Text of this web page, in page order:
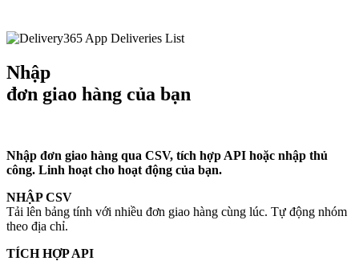
Nhập
đơn giao hàng của bạn
Nhập đơn giao hàng qua CSV, tích hợp API hoặc nhập thủ
công. Linh hoạt cho hoạt động của bạn.
NHẬP CSV
Tải lên bảng tính với nhiều đơn giao hàng cùng lúc. Tự động nhóm
theo địa chỉ.
TÍCH HỢP API